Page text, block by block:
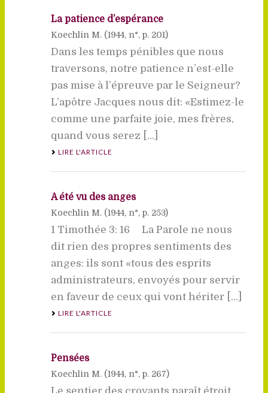
La patience d’espérance
Koechlin M. (1944, n°, p. 201)
Dans les temps pénibles que nous
traversons, notre patience n’est-elle
pas mise à l’épreuve par le Seigneur?
L’apôtre Jacques nous dit: «Estimez-le
comme une parfaite joie, mes frères,
quand vous serez [...]
LIRE L'ARTICLE
A été vu des anges
Koechlin M. (1944, n°, p. 253)
1 Timothée 3: 16 La Parole ne nous
dit rien des propres sentiments des
anges: ils sont «tous des esprits
administrateurs, envoyés pour servir
en faveur de ceux qui vont hériter [...]
LIRE L'ARTICLE
Pensées
Koechlin M. (1944, n°, p. 267)